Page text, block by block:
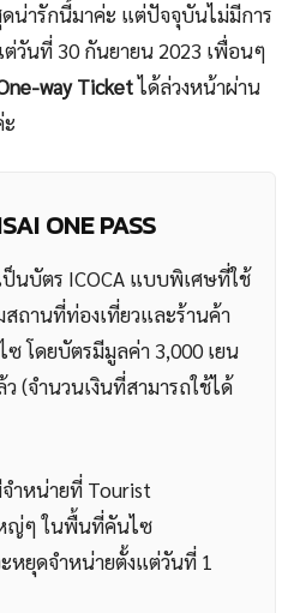
น่ารักนี้มาค่ะ แต่ปัจจุบันไม่มีการ
วันที่ 30 กันยายน 2023 เพื่อนๆ
way Ticketได้ล่วงหน้าผ่าน
ONE PASS
เป็นบัตร ICOCA แบบพิเศษที่ใช้
ถานที่ท่องเที่ยวและร้านค้า
โดยบัตรมีมูลค่า 3,000 เยน
(จำนวนเงินที่สามารถใช้ได้
จำหน่ายที่ Tourist
ญ่ๆ ในพื้นที่คันไซ
ะหยุดจำหน่ายตั้งแต่วันที่ 1